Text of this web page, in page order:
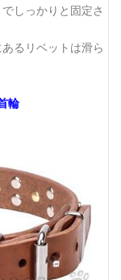
しっかりと固定さ
るリベットは滑ら
輪